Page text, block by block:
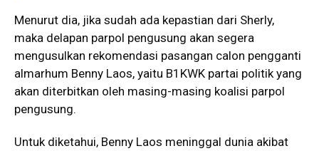
Menurut dia, jika sudah ada kepastian dari Sherly,
maka delapan parpol pengusung akan segera
mengusulkan rekomendasi pasangan calon pengganti
almarhum Benny Laos, yaitu B1KWK partai politik yang
akan diterbitkan oleh masing-masing koalisi parpol
pengusung.
Untuk diketahui, Benny Laos meninggal dunia akibat